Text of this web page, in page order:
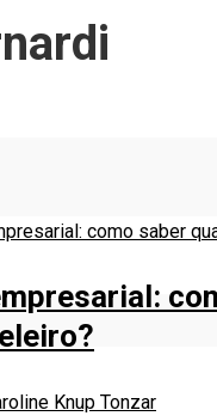
Knup Tonzar